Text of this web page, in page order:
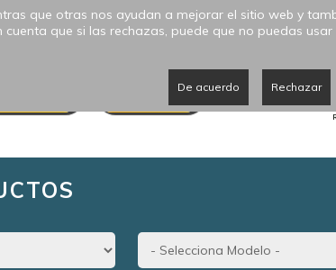
NOVEDADES CATÁLOGO
que otras nos ayudan a mejorar el sitio web y
que si las rechazas, puede que no puedas
De acuerdo Rechazar